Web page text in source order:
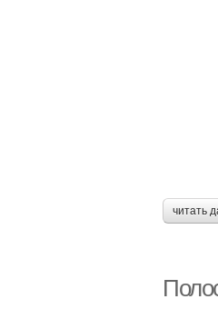
читать